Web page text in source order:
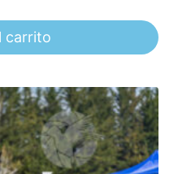
carrito